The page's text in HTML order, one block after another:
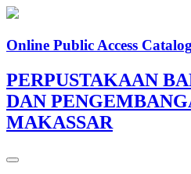
Online Public Access
PERPUSTAKAAN
DAN
MAKASSAR